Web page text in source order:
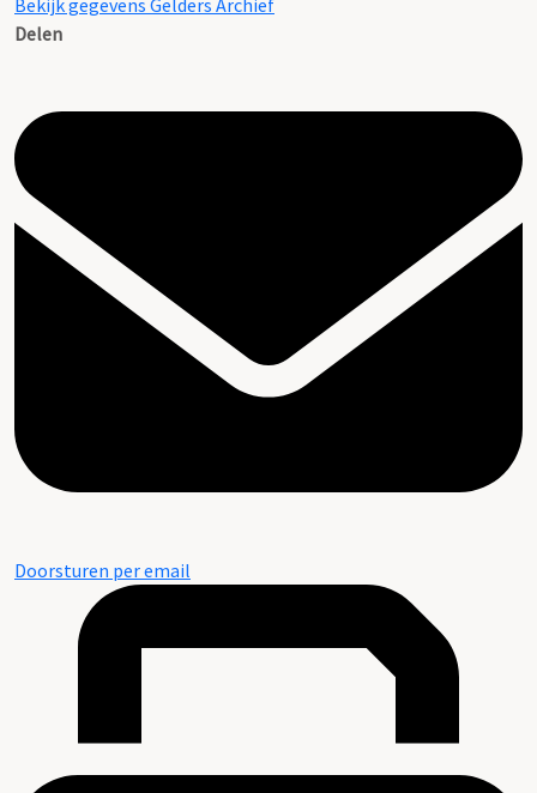
Bekijk gegevens Gelders Archief
Delen
Doorsturen per email